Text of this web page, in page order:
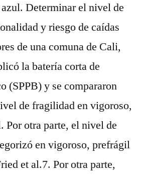
Determinar el nivel de
y riesgo de caídas
de una comuna de Cali,
la batería corta de
(SPPB) y se compararon
de fragilidad en vigoroso,
otra parte, el nivel de
en vigoroso, prefrágil
et al.7. Por otra parte,